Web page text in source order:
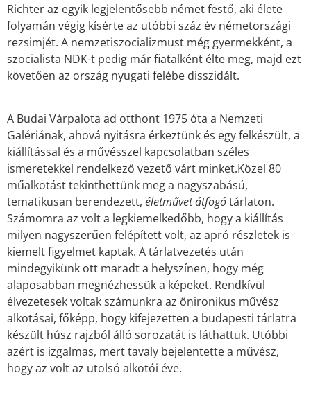
Richter az egyik legjelentősebb német festő, aki élete
folyamán végig kísérte az utóbbi száz év németországi
rezsimjét. A nemzetiszocializmust még gyermekként, a
szocialista NDK-t pedig már fiatalként élte meg, majd ezt
követően az ország nyugati felébe disszidált.
A Budai Várpalota ad otthont 1975 óta a Nemzeti
Galériának, ahová nyitásra érkeztünk és egy felkészült, a
kiállítással és a művésszel kapcsolatban széles
ismeretekkel rendelkező vezető várt minket.Közel 80
műalkotást tekinthettünk meg a nagyszabású,
tematikusan berendezett, életművetátfogótárlaton.
Számomra az volt a legkiemelkedőbb, hogy a kiállítás
milyen nagyszerűen felépített volt, az apró részletek is
kiemelt figyelmet kaptak. A tárlatvezetés után
mindegyikünk ott maradt a helyszínen, hogy még
alaposabban megnézhessük a képeket. Rendkívül
élvezetesek voltak számunkra az önironikus művész
alkotásai, főképp, hogy kifejezetten a budapesti tárlatra
készült húsz rajzból álló sorozatát is láthattuk. Utóbbi
azért is izgalmas, mert tavaly bejelentette a művész,
hogy az volt az utolsó alkotói éve.